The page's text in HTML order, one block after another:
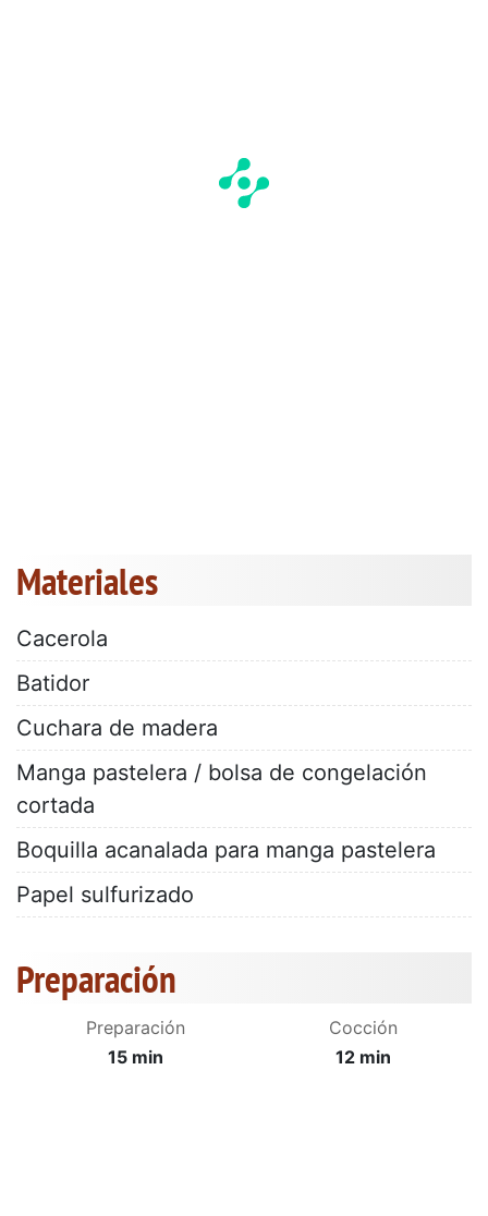
Materiales
Cacerola
Batidor
Cuchara de madera
Manga pastelera / bolsa de congelación
cortada
Boquilla acanalada para manga pastelera
Papel sulfurizado
Preparación
Preparación
15 min
Cocción
12 min